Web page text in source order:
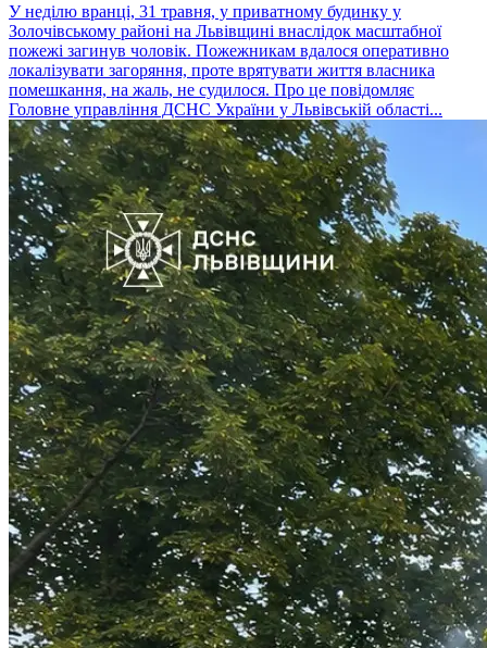
У неділю вранці, 31 травня, у приватному будинку у
Золочівському районі на Львівщині внаслідок масштабної
пожежі загинув чоловік. Пожежникам вдалося оперативно
локалізувати загоряння, проте врятувати життя власника
помешкання, на жаль, не судилося. Про це повідомляє
Головне управління ДСНС України у Львівській області...